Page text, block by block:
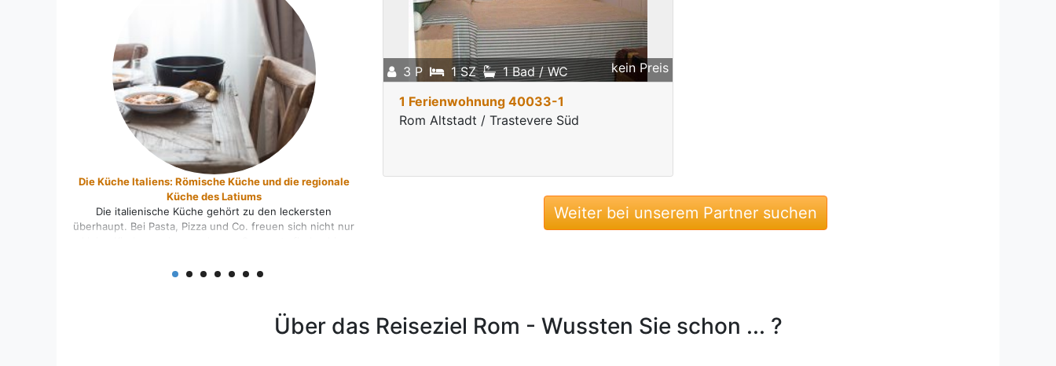
3 P 1 SZ 1 Bad / WC kein Preis
1 Ferienwohnung 40033-1
Rom Altstadt / Trastevere Süd
Weiter bei unserem Partner suchen
Shoppingerlebnis und garantiert [...]
Die Küche Italiens: Römische Küche und die regionale
Küche des Latiums
Die italienische Küche gehört zu den leckersten
überhaupt. Bei Pasta, Pizza und Co. freuen sich nicht nur
Region des Latium finden sich neben Spaghetti Carbonara
Über das Reiseziel Rom - Wussten Sie schon ... ?